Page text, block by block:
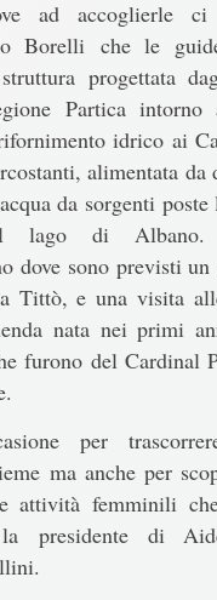
ad accoglierle ci
Borelli che le
struttura progettata
Partica
idrico ai
alimentata da
da sorgenti
lago di Albano.
dove sono previsti
Tittò, e una visita all
nata nei primi
furono del Cardinal
per
ma anche per
attività femminili
presidente di
.